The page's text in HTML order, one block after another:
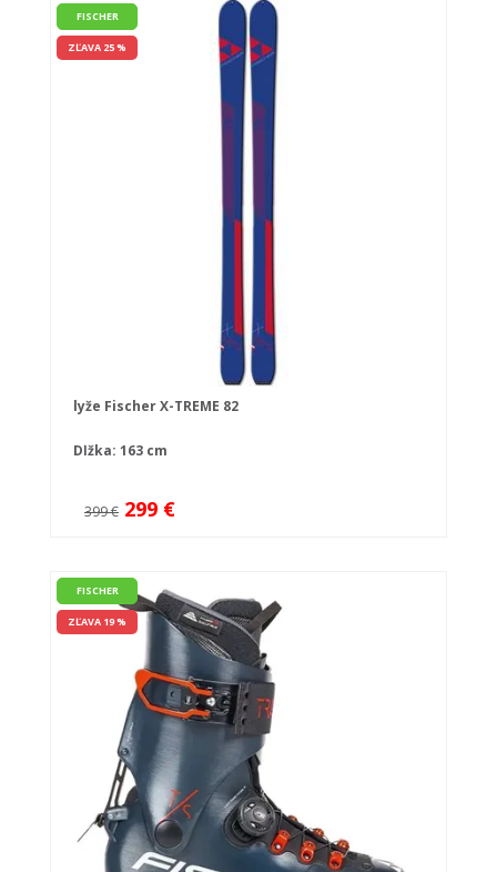
FISCHER
ZĽAVA 25 %
lyže Fischer X-TREME 82
Dĺžka: 163 cm
399 € 299 €
FISCHER
ZĽAVA 19 %